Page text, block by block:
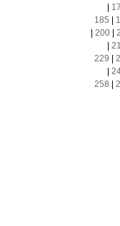
185
200|
229
258